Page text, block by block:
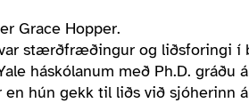
Grace Hopper.
stærðfræðingur og liðsforingi í
háskólanum með Ph.D.
en hún gekk til liðs við sjóherinn